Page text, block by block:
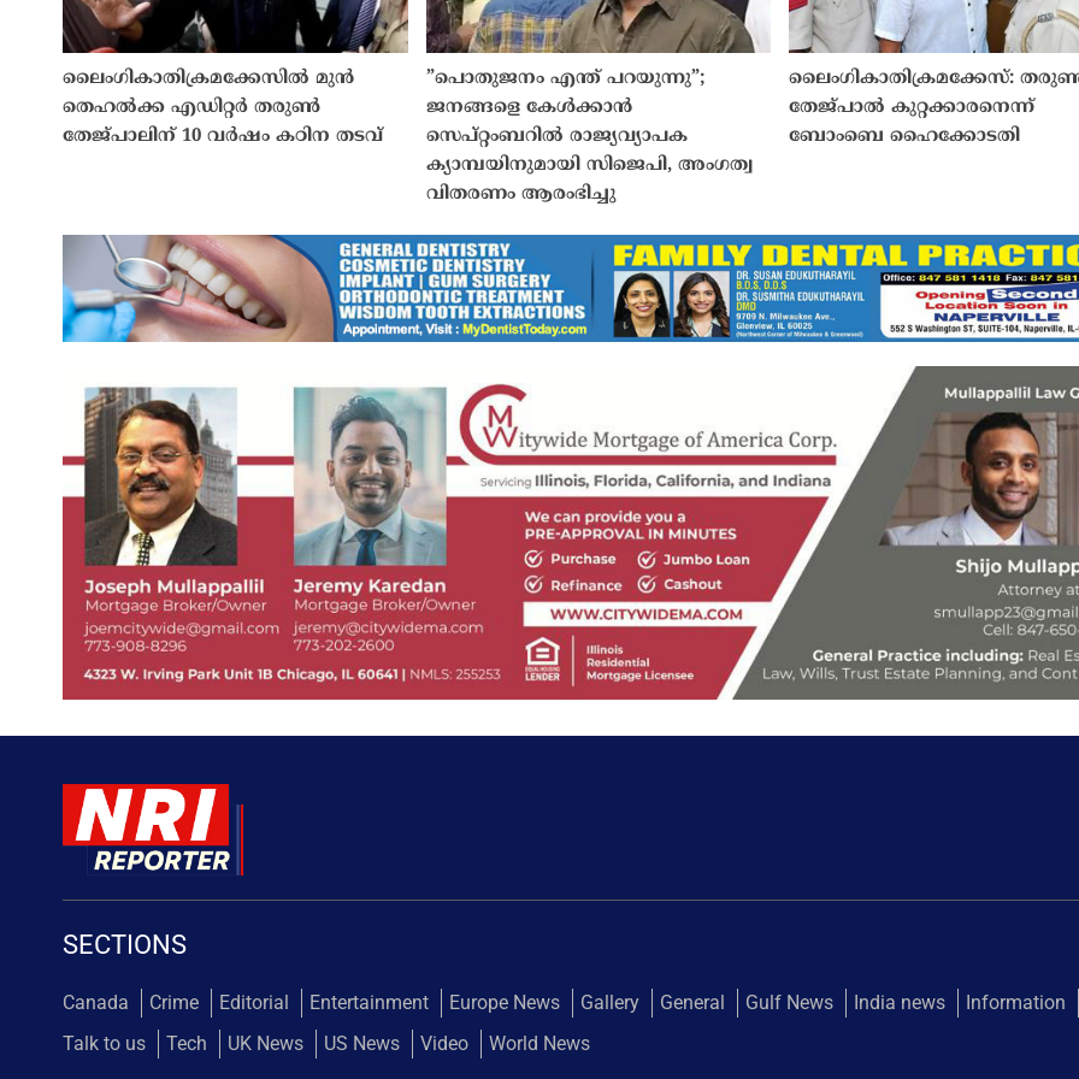
ലൈംഗികാതിക്രമക്കേസിൽ മുൻ
തെഹൽക്ക എഡിറ്റർ തരുണ്‍
തേജ്പാലിന് 10 വർഷം കഠിന തടവ്
”പൊതുജനം എന്ത് പറയുന്നു”;
ജനങ്ങളെ കേൾക്കാൻ
സെപ്റ്റംബറിൽ രാജ്യവ്യാപക
ക്യാമ്പയിനുമായി സിജെപി, അംഗത്വ
വിതരണം ആരംഭിച്ചു
ലൈംഗികാതിക്രമക്കേസ്:
തേജ്പാൽ കുറ്റക്കാരനെന്ന്
ബോംബെ ഹൈക്കോടതി
SECTIONS
Canada Crime Editorial Entertainment Europe News Gallery General Gulf News India news
Information
Talk to us
Tech UK News US News Video World News